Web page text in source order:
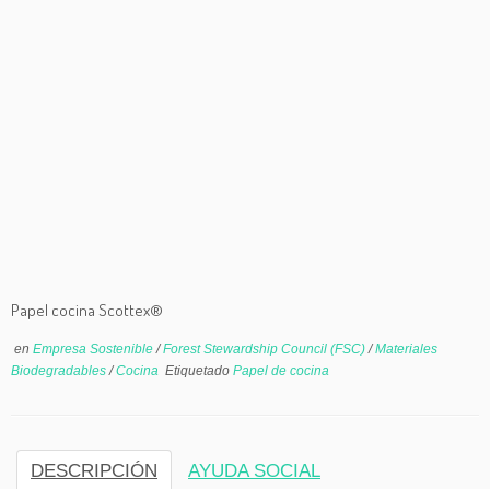
Papel cocina Scottex®
en Empresa Sostenible/Forest Stewardship Council (FSC)/Materiales
Biodegradables/Cocina Etiquetado Papel de cocina
DESCRIPCIÓN AYUDA SOCIAL